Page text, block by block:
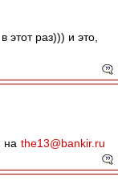
этот раз))) и это,
на the13@bankir.ru